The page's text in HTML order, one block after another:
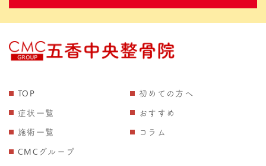
TOP
初めての方へ
症状一覧
おすすめ
施術一覧
コラム
CMCグループ